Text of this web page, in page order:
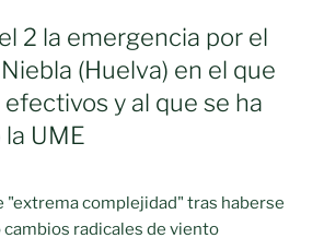
2 la emergencia por el
(Huelva) en el que
y al que se ha
UME
"extrema complejidad" tras haberse
radicales de viento